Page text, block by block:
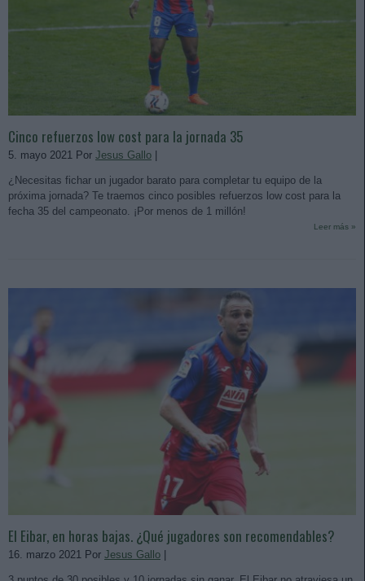
Cinco refuerzos low cost para la jornada 35
5. mayo 2021 Por Jesus Gallo
¿Necesitas fichar un jugador barato para completar tu equipo de la
próxima jornada? Te traemos cinco posibles refuerzos low cost para la
fecha 35 del campeonato. ¡Por menos de 1 millón!
Leer más »
El Eibar, en horas bajas. ¿Qué jugadores son recomendables?
16. marzo 2021 Por Jesus Gallo